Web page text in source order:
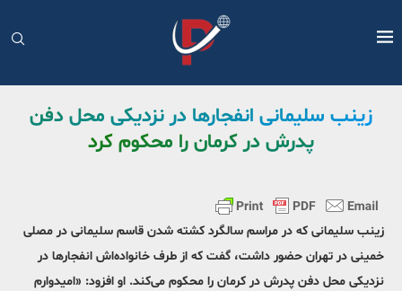
زینب سلیمانی انفجارها در نزدیکی محل دفن
پدرش در کرمان را محکوم کرد
زینب سلیمانی که در مراسم سالگرد کشته شدن قاسم سلیمانی در مصلی
خمینی در تهران حضور داشت، گفت که از طرف خانواده‌اش انفجارها در
نزدیکی محل دفن پدرش در کرمان را محکوم می‌کند. او افزود: «امیدوارم